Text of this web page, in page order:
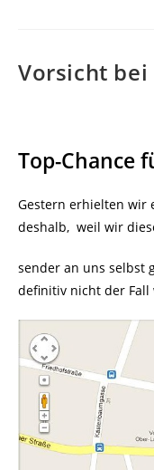
Vorsicht bei
Top-Chance
Gestern erhielten wir
deshalb, weil wir
sender an uns selbst
definitiv nicht der Fall